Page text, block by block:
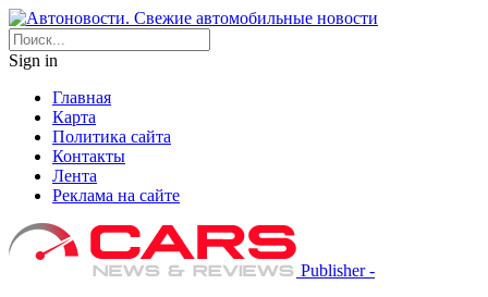
Sign in
Главная
Карта
Политика сайта
Контакты
Лента
Реклама на сайте
Publisher -